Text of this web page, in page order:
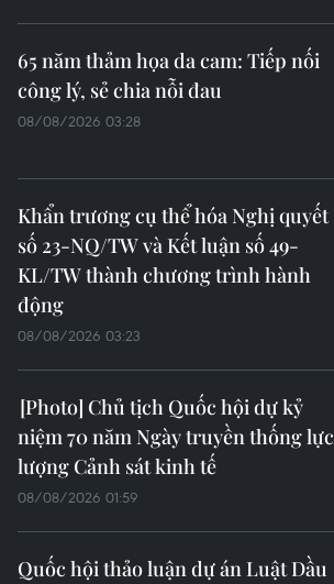
65 năm thảm họa da cam: Tiếp nối
công lý, sẻ chia nỗi đau
08/08/2026 03:28
Khẩn trương cụ thể hóa Nghị quyết
số 23-NQ/TW và Kết luận số 49-
KL/TW thành chương trình hành
động
08/08/2026 03:23
Chủ tịch Quốc hội dự kỷ
niệm 70 năm Ngày truyền thống lực
lượng Cảnh sát kinh tế
08/08/2026 01:59
Quốc hội thảo luận dự án Luật Dầu